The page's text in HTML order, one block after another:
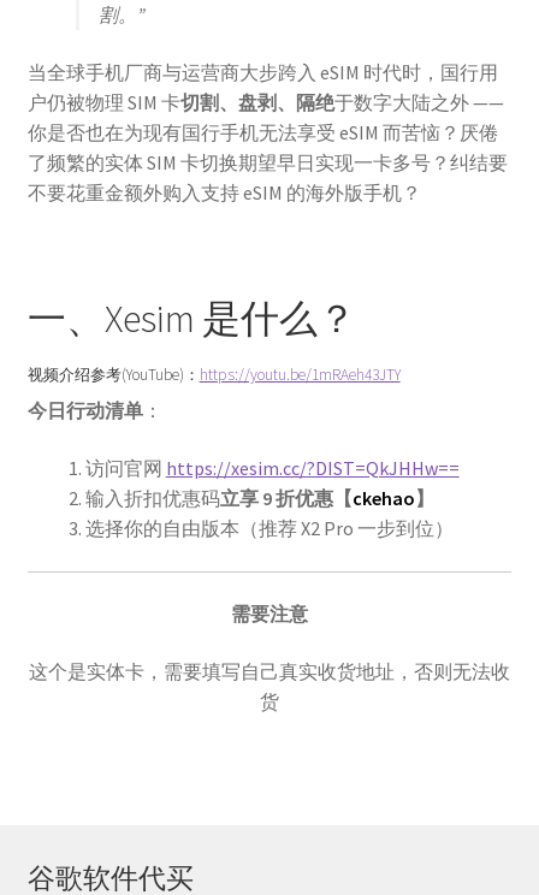
香港礼品卡
账号驿站
购物车
割。”
当全球手机厂商与运营商大步跨入 eSIM 时代时，国行用
户仍被物理 SIM 卡切割、盘剥、隔绝于数字大陆之外 ——
你是否也在为现有国行手机无法享受 eSIM 而苦恼？厌倦
了频繁的实体 SIM 卡切换期望早日实现一卡多号？纠结要
不要花重金额外购入支持 eSIM 的海外版手机？
一、Xesim 是什么？
视频介绍参考(YouTube)： https://youtu.be/1mRAeh43JTY
今日行动清单：
访问官网 https://xesim.cc/?DIST=QkJHHw==
输入折扣优惠码立享 9 折优惠【ckehao】
选择你的自由版本（推荐 X2 Pro 一步到位）
需要注意
这个是实体卡，需要填写自己真实收货地址，否则无法收
货
谷歌软件代买